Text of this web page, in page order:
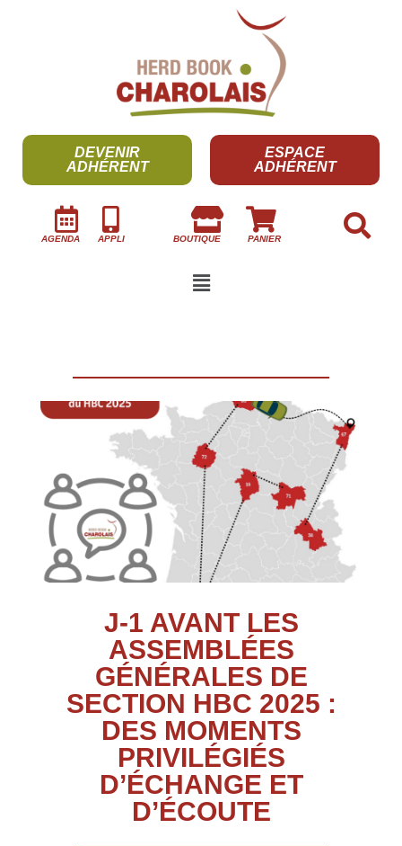
DEVENIR
ADHÉRENT
ESPACE
ADHÉRENT
AGENDA APPLI BOUTIQUE PANIER
J-1 AVANT LES
ASSEMBLÉES
GÉNÉRALES DE
SECTION HBC 2025 :
DES MOMENTS
PRIVILÉGIÉS
D’ÉCHANGE ET
D’ÉCOUTE